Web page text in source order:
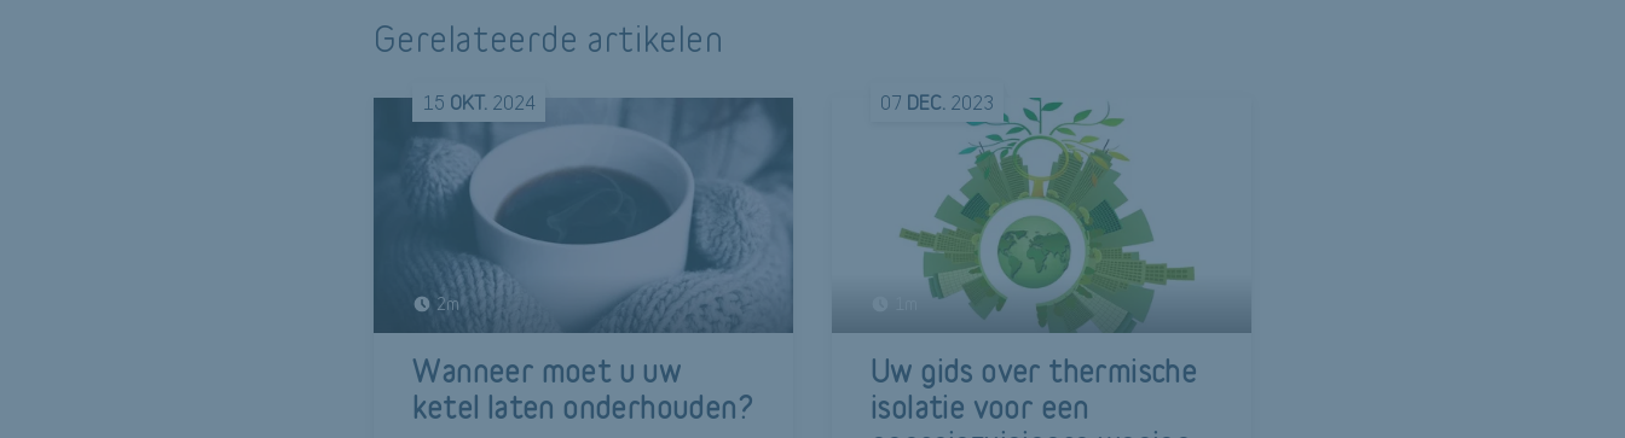
Gerelateerde artikelen
15 OKT. 2024
2m
Wanneer moet u uw
ketel laten onderhouden?
07 DEC. 2023
Uw gids over thermische
isolatie voor een